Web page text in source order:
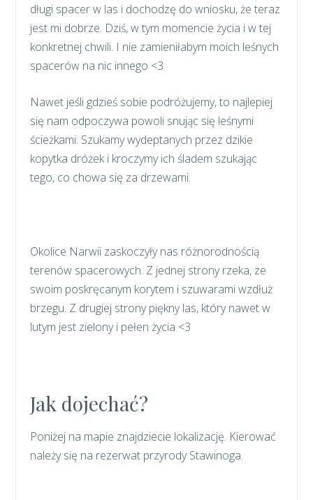
długi spacer w las i dochodzę do wniosku, że teraz
jest mi dobrze. Dziś, w tym momencie życia i w tej
konkretnej chwili. I nie zamieniłabym moich leśnych
spacerów na nic innego <3
Nawet jeśli gdzieś sobie podróżujemy, to najlepiej
się nam odpoczywa powoli snując się leśnymi
ścieżkami. Szukamy wydeptanych przez dzikie
kopytka dróżek i kroczymy ich śladem szukając
tego, co chowa się za drzewami.
Okolice Narwii zaskoczyły nas różnorodnością
terenów spacerowych. Z jednej strony rzeka, ze
swoim poskręcanym korytem i szuwarami wzdłuż
brzegu. Z drugiej strony piękny las, który nawet w
lutym jest zielony i pełen życia <3
Jak dojechać?
Poniżej na mapie znajdziecie lokalizację. Kierować
należy się na rezerwat przyrody Stawinoga.